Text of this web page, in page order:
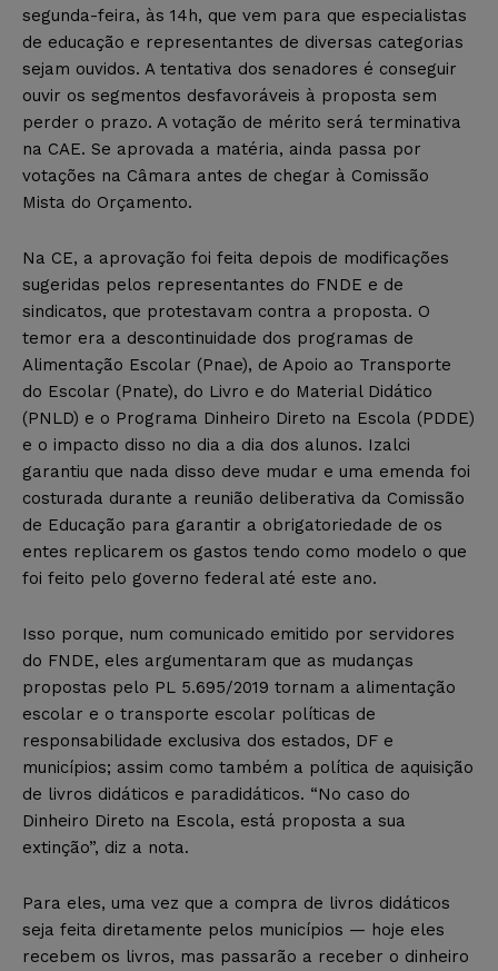
segunda-feira, às 14h, que vem para que especialistas
de educação e representantes de diversas categorias
sejam ouvidos. A tentativa dos senadores é conseguir
ouvir os segmentos desfavoráveis à proposta sem
perder o prazo. A votação de mérito será terminativa
na CAE. Se aprovada a matéria, ainda passa por
votações na Câmara antes de chegar à Comissão
Mista do Orçamento.
Na CE, a aprovação foi feita depois de modificações
sugeridas pelos representantes do FNDE e de
sindicatos, que protestavam contra a proposta. O
temor era a descontinuidade dos programas de
Alimentação Escolar (Pnae), de Apoio ao Transporte
do Escolar (Pnate), do Livro e do Material Didático
(PNLD) e o Programa Dinheiro Direto na Escola (PDDE)
e o impacto disso no dia a dia dos alunos. Izalci
garantiu que nada disso deve mudar e uma emenda foi
costurada durante a reunião deliberativa da Comissão
de Educação para garantir a obrigatoriedade de os
entes replicarem os gastos tendo como modelo o que
foi feito pelo governo federal até este ano.
Isso porque, num comunicado emitido por servidores
do FNDE, eles argumentaram que as mudanças
propostas pelo PL 5.695/2019 tornam a alimentação
escolar e o transporte escolar políticas de
responsabilidade exclusiva dos estados, DF e
municípios; assim como também a política de aquisição
de livros didáticos e paradidáticos. “No caso do
Dinheiro Direto na Escola, está proposta a sua
extinção”, diz a nota.
Para eles, uma vez que a compra de livros didáticos
seja feita diretamente pelos municípios — hoje eles
recebem os livros, mas passarão a receber o dinheiro